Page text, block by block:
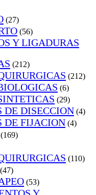
(27)
(56)
Y LIGADURAS
(212)
(212)
(6)
(29)
DE DISECCION (4)
DE FIJACION (4)
(169)
(110)
(47)
(53)